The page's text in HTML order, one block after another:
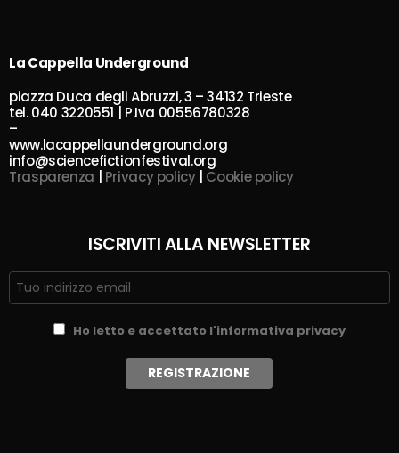
La Cappella Underground
piazza Duca degli Abruzzi, 3 – 34132 Trieste
tel. 040 3220551 | P.Iva 00556780328
–
www.lacappellaunderground.org
info@sciencefictionfestival.org
Trasparenza | Privacy policy| Cookie policy
ISCRIVITI ALLA NEWSLETTER
Ho letto e accettato l'informativa privacy